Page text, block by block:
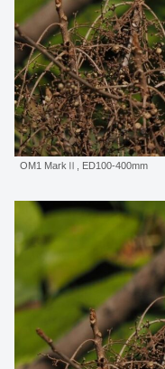
OM1 MarkⅡ, ED100-400mm